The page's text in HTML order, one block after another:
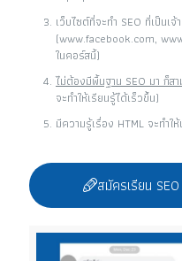
เว็บไซต์ที่จะทำ SEO ที่เป็นเ
(www.facebook.com,
ในคอร์สนี้)
ไม่ต้องมีพื้นฐาน SEO มา ก็ส
จะทำให้เรียนรู้ได้เร็วขึ้น)
มีความรู้เรื่อง HTML จะทำใ
สมัครเรียน